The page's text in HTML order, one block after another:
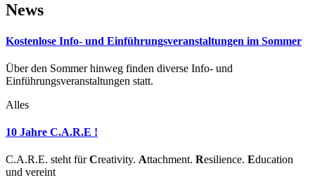
News
Kostenlose Info- und Einführungsveranstaltungen im Sommer
Über den Sommer hinweg finden diverse Info- und
Einführungsveranstaltungen statt.
Alles
10 Jahre C.A.R.E !
C.A.R.E. steht fürCreativity. Attachment. Resilience. Education
und vereint